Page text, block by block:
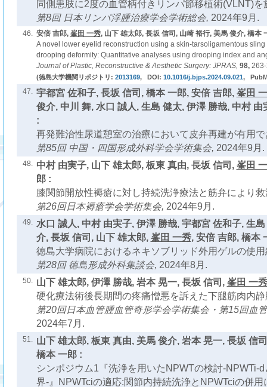
同側患肢に2度の血管柄付きリンパ節移植術(VLNT)を
第8回 日本リンパ浮腫治療学会学術総会, 2024年9月.
46. 安倍 吉郎, 峯田 一秀, 山下 雄太郎, 長坂 信司, 山崎 裕行, 美馬 俊介, 橋本
A novel lower eyelid reconstruction using a skin-tarsoligamentous
drooping deformity: Quantitative analyses using drooping index and
Journal of Plastic, Reconstructive & Aesthetic Surgery: JPRAS, 98,
(徳島大学機関リポジトリ: 2013169, DOI: 10.1016/j.bjps.2024.09.021,
47. 宇都宮 佐和子, 長坂 信司, 橋本 一郎, 安倍 吉郎, 峯田
俊介, 中川 舞, 水口 誠人, 生島 健太, 伊澤 勝哉, 中村 由
:
再発難治性尿道憩室の治療において皮弁再建が有用
第85回 中国・四国形成外科学会学術集会, 2024年9月.
48. 中村 由実子, 山下 雄太郎, 板東 真由, 長坂 信司, 峯田
郎 :
膝関節開放性褥瘡に対し持続洗浄療法と筋弁により
第26回日本褥瘡学会学術集会, 2024年9月.
49. 水口 誠人, 中村 由実子, 伊澤 勝哉, 宇都宮 佐和子, 生
介, 長坂 信司, 山下 雄太郎, 峯田 一秀, 安倍 吉郎, 橋本
徳島大学病院におけるネキソブリッド外用ゲルの使用
第28回 徳島形成外科集談会, 2024年8月.
50. 山下 雄太郎, 伊澤 勝哉, 岩本 晃一, 長坂 信司, 峯田 一秀
硬化療法術後長期間の疼痛憎悪を訴えた下腿筋肉内
第20回日本血管腫血管奇形学会学術集会・第15回血
2024年7月.
51. 山下 雄太郎, 板東 真由, 美馬 俊介, 岩本 晃一, 長坂 信
橋本 一郎 :
シンポジウム1『洗浄を用いたNPWTの検討-NPWTi-
界-』NPWTciの適応:関節内持続洗浄とNPWTciの併